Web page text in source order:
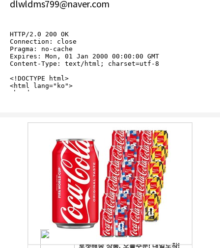
dlwldms799@naver.com